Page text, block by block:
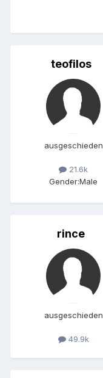
teofilos
ausgeschieden
21.6k
Gender:Male
rince
ausgeschieden
49.9k